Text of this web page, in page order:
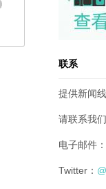
联系
提供新闻
请联系我们
电子邮件：
Twitter：